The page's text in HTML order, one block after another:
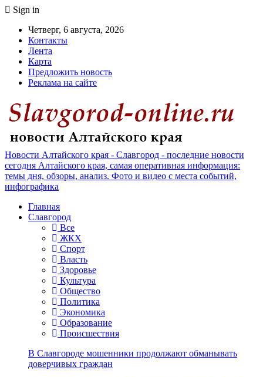
Sign in
Четверг, 6 августа, 2026
Контакты
Лента
Карта
Предложить новость
Реклама на сайте
Новости Алтайского края - Славгород - последние новости
сегодня Алтайского края, самая оперативная информация:
темы дня, обзоры, анализ. Фото и видео с места событий,
инфографика
Главная
Славгород
Все
ЖКХ
Спорт
Власть
Здоровье
Культура
Общество
Политика
Экономика
Образование
Происшествия
В Славгороде мошенники продолжают обманывать
доверчивых граждан